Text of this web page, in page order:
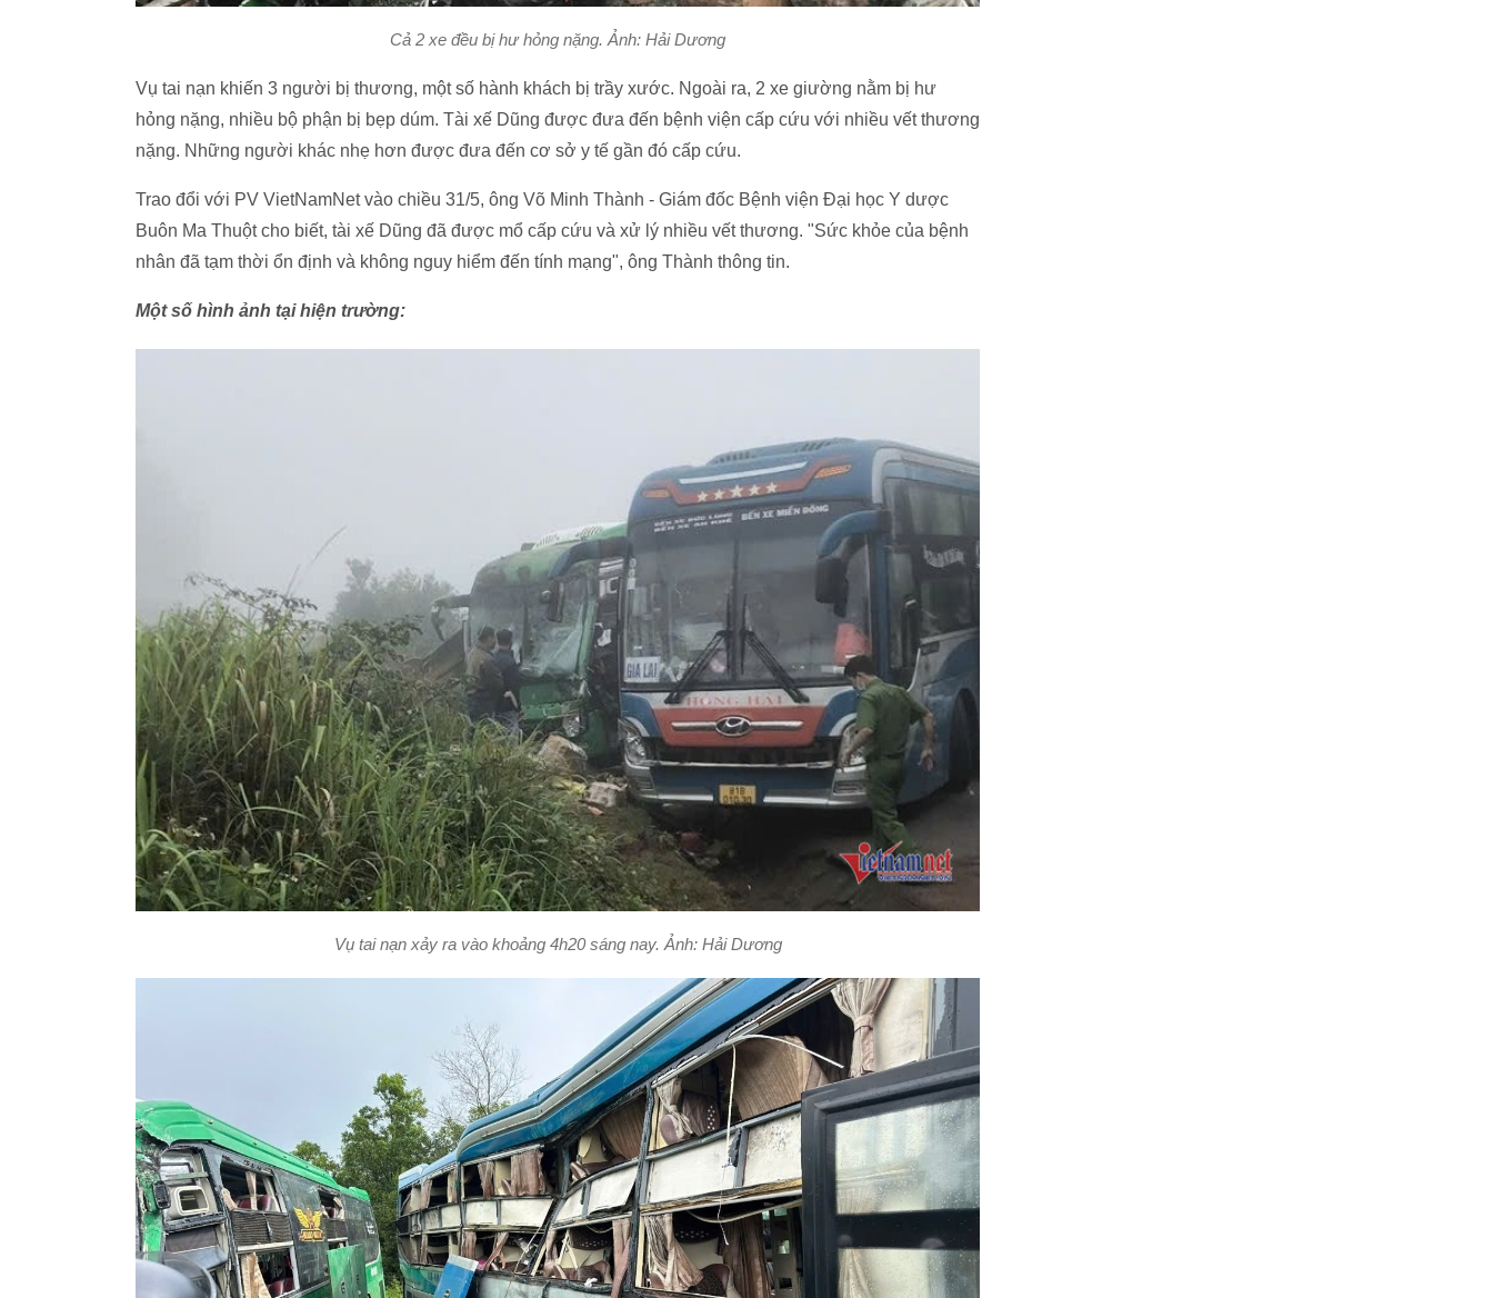
Cả 2 xe đều bị hư hỏng nặng. Ảnh: Hải Dương
Vụ tai nạn khiến 3 người bị thương, một số hành khách bị trầy xước. Ngoài ra, 2 xe giường nằm bị hư
hỏng nặng, nhiều bộ phận bị bẹp dúm. Tài xế Dũng được đưa đến bệnh viện cấp cứu với nhiều vết thương
nặng. Những người khác nhẹ hơn được đưa đến cơ sở y tế gần đó cấp cứu.
Trao đổi với PV VietNamNet vào chiều 31/5, ông Võ Minh Thành - Giám đốc Bệnh viện Đại học Y dược
Buôn Ma Thuột cho biết, tài xế Dũng đã được mổ cấp cứu và xử lý nhiều vết thương. "Sức khỏe của bệnh
nhân đã tạm thời ổn định và không nguy hiểm đến tính mạng", ông Thành thông tin.
Một số hình ảnh tại hiện trường:
Vụ tai nạn xảy ra vào khoảng 4h20 sáng nay. Ảnh: Hải Dương